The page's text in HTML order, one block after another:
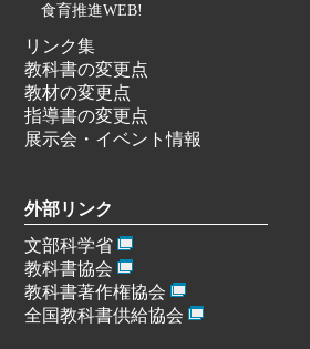
食育推進WEB!
リンク集
教科書の変更点
教材の変更点
指導書の変更点
展示会・イベント情報
外部リンク
文部科学省
教科書協会
教科書著作権協会
全国教科書供給協会